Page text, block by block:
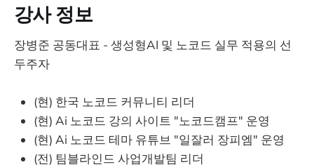
강사 정보
장병준 공동대표 - 생성형AI 및 노코드 실무 적용의 선
두주자
(현) 한국 노코드 커뮤니티 리더
(현) Ai 노코드 강의 사이트 "노코드캠프" 운영
(현) Ai 노코드 테마 유튜브 "일잘러 장피엠" 운영
(전) 팀블라인드 사업개발팀 리더